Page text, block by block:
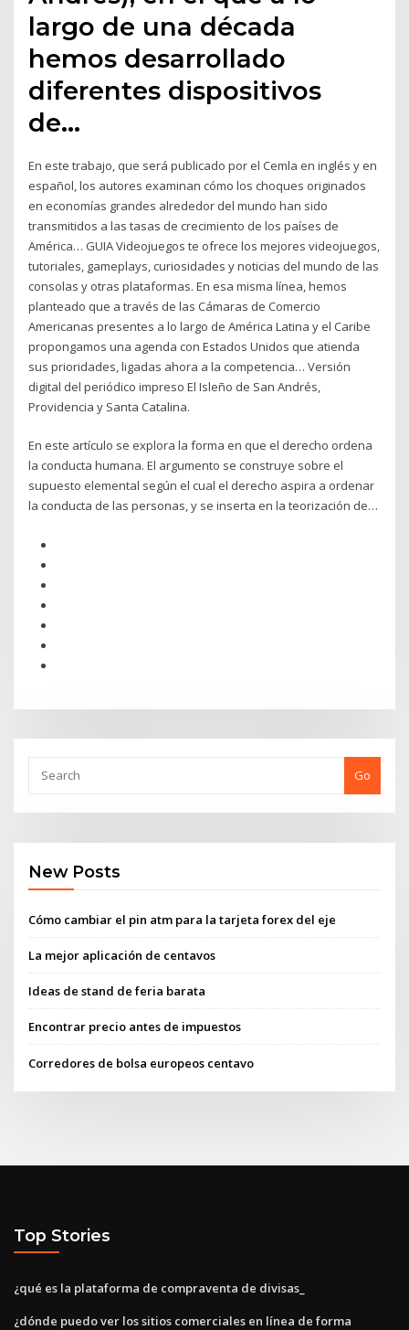
largo de una década
hemos desarrollado
diferentes dispositivos
de…
En este trabajo, que será publicado por el Cemla en inglés y en
español, los autores examinan cómo los choques originados
en economías grandes alrededor del mundo han sido
transmitidos a las tasas de crecimiento de los países de
América… GUIA Videojuegos te ofrece los mejores videojuegos,
tutoriales, gameplays, curiosidades y noticias del mundo de las
consolas y otras plataformas. En esa misma línea, hemos
planteado que a través de las Cámaras de Comercio
Americanas presentes a lo largo de América Latina y el Caribe
propongamos una agenda con Estados Unidos que atienda
sus prioridades, ligadas ahora a la competencia… Versión
digital del periódico impreso El Isleño de San Andrés,
Providencia y Santa Catalina.
En este artículo se explora la forma en que el derecho ordena
la conducta humana. El argumento se construye sobre el
supuesto elemental según el cual el derecho aspira a ordenar
la conducta de las personas, y se inserta en la teorización de…
Go
New Posts
Cómo cambiar el pin atm para la tarjeta forex del eje
La mejor aplicación de centavos
Ideas de stand de feria barata
Encontrar precio antes de impuestos
Corredores de bolsa europeos centavo
Top Stories
¿qué es la plataforma de compraventa de divisas_
¿dónde puedo ver los sitios comerciales en línea de forma